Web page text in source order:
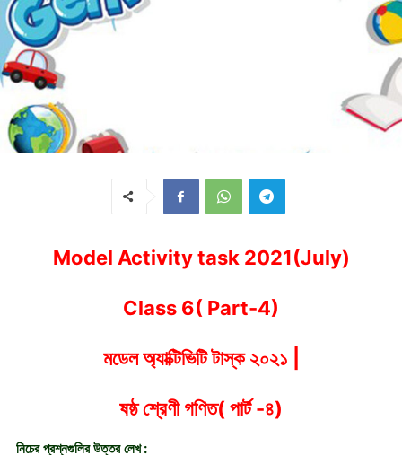
Model Activity task 2021(July)
Class 6( Part-4)
মডেল অ্যাক্টিভিটিটাস্ক ২০২১
ষষ্ঠশ্রেণী গণিত( পার্ট -৪)
নিচের প্রশ্নগুলির উত্তর লেখ: